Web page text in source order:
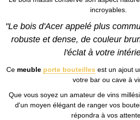
incroyables.
"Le bois d'Acer appelé plus
robuste et dense, de couleur
l'éclat à votre
Ce meuble porte bouteilles est un ajout
votre bar ou cave à
Que vous soyez un amateur de vins
d'un moyen élégant de ranger vos
répondra à vos